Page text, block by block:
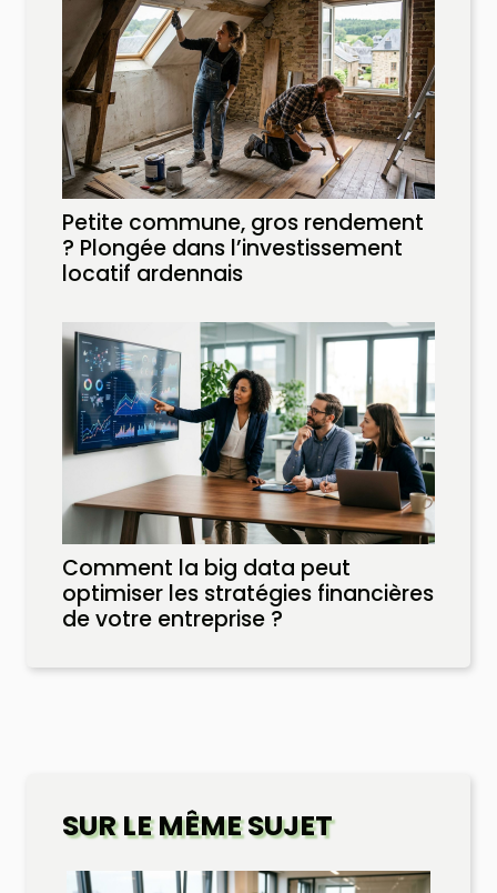
Petite commune, gros rendement
? Plongée dans l’investissement
locatif ardennais
Comment la big data peut
optimiser les stratégies financières
de votre entreprise ?
SUR LE MÊME SUJET